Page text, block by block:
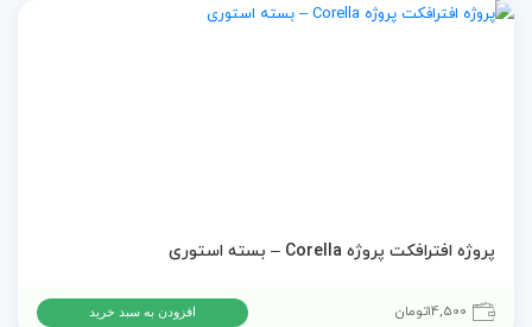
پروژه افترافکت پروژه Corella – بسته استوری
14,500تومان افزودن به سبد خرید